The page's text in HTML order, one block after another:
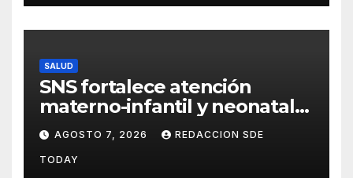
SALUD
SNS fortalece atención
materno-infantil y neonatal
con nuevas estrategias y
avances en la Red Pública de
Salud
AGOSTO 7, 2026 REDACCION SDE
TODAY